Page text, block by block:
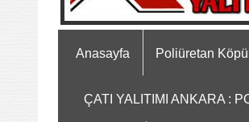
Anasayfa Poliüretan
ÇATI YALITIMI ANKARA :